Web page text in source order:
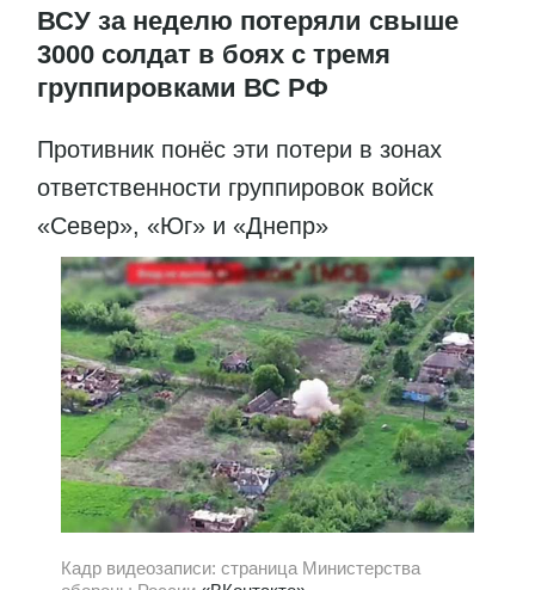
ВСУ за неделю потеряли свыше
3000 солдат в боях с тремя
группировками ВС РФ
Противник понёс эти потери в зонах
ответственности группировок войск
«Север», «Юг» и «Днепр»
Кадр видеозаписи: страница Министерства